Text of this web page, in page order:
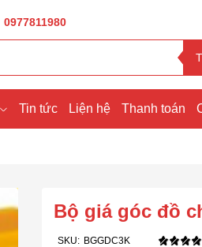
0977811980
Tin tức Liện hệ Thanh toán
Bộ giá góc đồ
SKU: BGGDC3K